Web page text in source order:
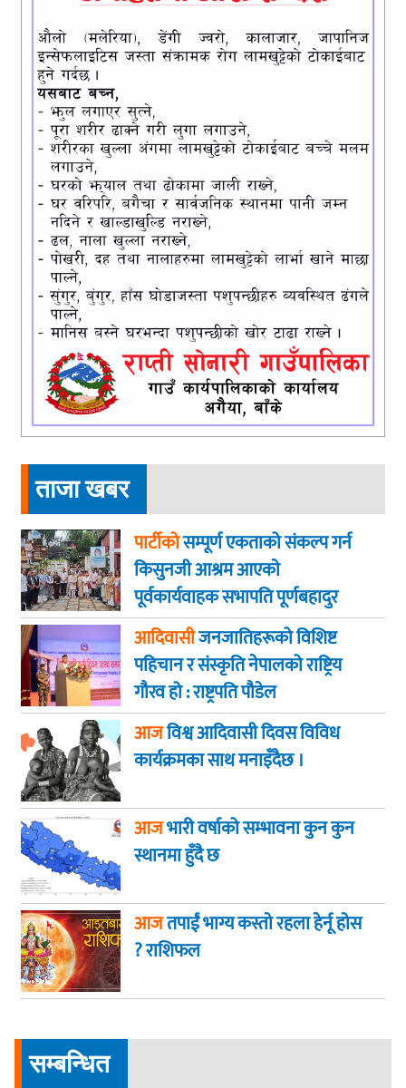
ताजा खबर
पार्टीकोसम्पूर्ण एकताको संकल्प गर्न
किसुनजी आश्रम आएकाे
पूर्वकार्यवाहक सभापति पूर्णबहादुर
खड्का
आदिवासीजनजातिहरूको विशिष्ट
पहिचान र संस्कृति नेपालको राष्ट्रिय
गौरव हो : राष्ट्रपति पौडेल
आजविश्व आदिवासी दिवस विविध
कार्यक्रमका साथ मनाइँदैछ ।
आजभारी वर्षाको सम्भावना कुन कुन
स्थानमा हुँदै छ
आजतपाईं भाग्य कस्ताे रहला हेर्नू हाेस
? राशिफल
सम्बन्धित